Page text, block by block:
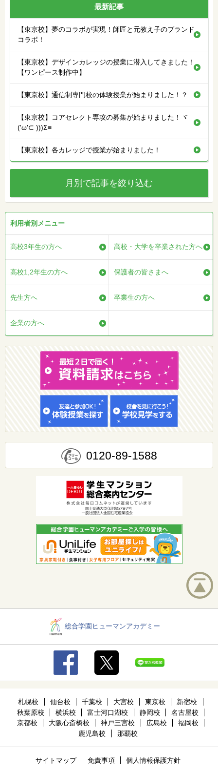
最新記事
【東京校】夢のコラボが実現！師匠と元教え子のブランド
コラボ！
【東京校】デザインカレッジの授業に潜入してきました！
【ワンピース制作中】
【東京校】通信制専門校の体験授業が始まりました！？
【東京校】コアセレクト専攻の募集が始まりました！ヾ
('ω'⊂ )))Σ≡
【東京校】各カレッジで授業が始まりました！
月別で記事を絞り込む
利用者別メニュー
高校3年生の方へ 高校・大学を卒業された方へ
高校1,2年生の方へ 保護者の皆さまへ
先生方へ 卒業生の方へ
企業の方へ
0120-89-1588
総合学園ヒューマンアカデミー
札幌校 仙台校 千葉校 大宮校 東京校
新宿校
秋葉原校
横浜校 富士河口湖校 静岡校
名古屋校
京都校
大阪心斎橋校 神戸三宮校 広島校
福岡校
鹿児島校
那覇校
サイトマップ 免責事項 個人情報保護方針